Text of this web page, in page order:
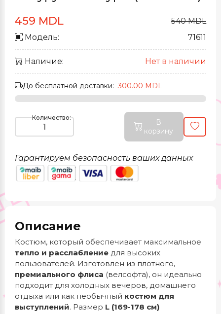
459 MDL
540 MDL
Модель:
71611
Наличие: Нет в наличии
До бесплатной доставки:300.00 MDL
Количество:
В
корзину
Гарантируем безопасность ваших данных
Описание
Костюм, который обеспечивает максимальное
тепло и расслабление для высоких
пользователей. Изготовлен из плотного,
премиального флиса (велсофта), он идеально
подходит для холодных вечеров, домашнего
отдыха или как необычный костюм для
выступлений. Размер L (169-178 см)